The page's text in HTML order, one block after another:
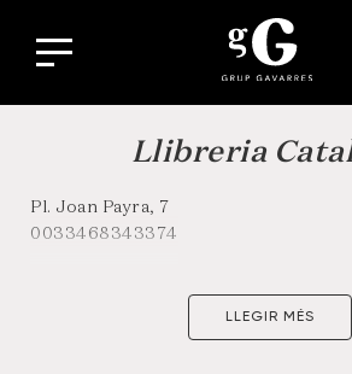
Llibreria
Pl. Joan Payra, 7
0033468343374
LLEGIR MÉS